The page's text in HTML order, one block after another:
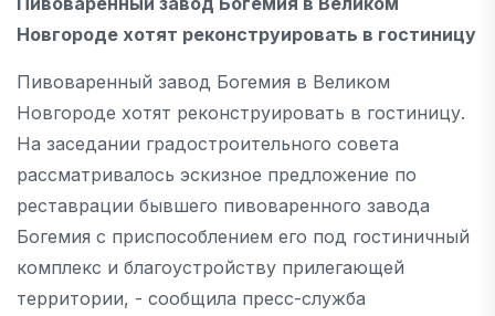
Новгороде хотят реконструировать в гостиницу
Пивоваренный завод Богемия в Великом
Новгороде хотят реконструировать в гостиницу.
На заседании градостроительного совета
рассматривалось эскизное предложение по
реставрации бывшего пивоваренного завода
Богемия с приспособлением его под гостиничный
комплекс и благоустройству прилегающей
территории, - сообщила пресс-служба